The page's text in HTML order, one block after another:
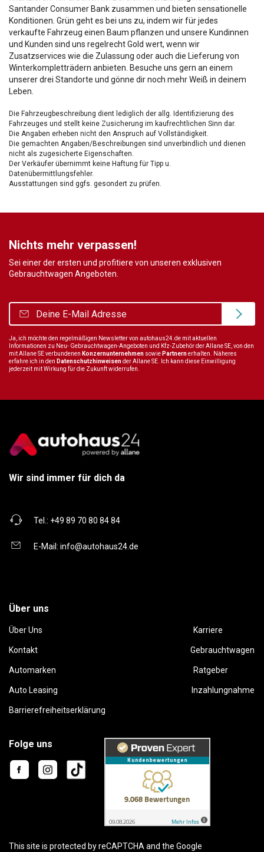
Santander Consumer Bank zusammen und bieten sensationelle
Konditionen. Grün geht es bei uns zu, indem wir für jedes
verkaufte Fahrzeug einen Baum pflanzen und unsere Kundinnen
und Kunden sind uns regelrecht Gold wert, wenn wir
Zusatzservices wie die Zulassung oder auch die Lieferung von
Winterkompletträdern anbieten. Besuche uns gern an einem
unserer drei Standorte und gönne dir noch mehr Weiß in deinem
Leben.
Die Fahrzeugbeschreibung dient lediglich der allg. Identifizierung des
Fahrzeuges und stellt keine Zusicherung im kaufrechtlichen Sinn dar.
Die Angaben erheben nicht den Anspruch auf Vollständigkeit.
Die gemachten Angaben/Beschreibungen sind unverbindlich und dienen
nicht als zugesicherte Eigenschaften.
Der Verkäufer übernimmt keine Haftung für Tipp u.
Datenübermittlungsfehler.
Ausstattungen sind ggfs. gesondert zu prüfen.
Nichts mehr verpassen!
Sei einer der ersten und profitiere von unseren exklusiven
Gebrauchtwagen Angeboten.
Ja, ich möchte den regelmäßigen Newsletter von autohaus24.de mit aktuellen
Informationen zu Neu- Gebrauchtwagen-Angeboten und Kfz-Zubehör der Allane SE, von den
mit Allane SE verbundenen Konzernunternehmen sowie Partnernerhalten. Näheres
erfahre ich in den Datenschutzhinweisender Allane SE. Ich kann diese Einwilligung
jederzeit mit Wirkung für die Zukunft widerrufen.
Wir sind immer für dich da
Tel.: +49 89 70 80 84 84
E-Mail: info@autohaus24.de
Über uns
Über Uns Karriere
Kontakt Gebrauchtwagen
Automarken Ratgeber
Auto Leasing Inzahlungnahme
Barrierefreiheitserklärung
Folge uns
This site is protected by reCAPTCHA and the Google